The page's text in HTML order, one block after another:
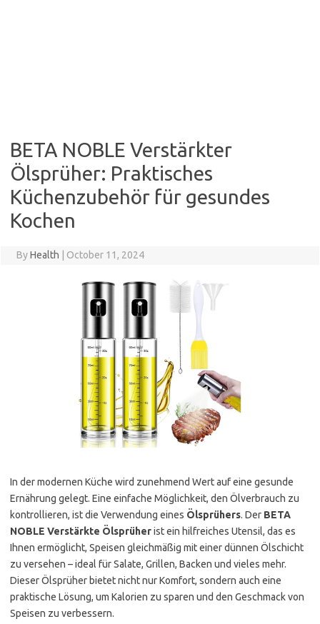
BETA NOBLE Verstärkter
Ölsprüher: Praktisches
Küchenzubehör für gesundes
Kochen
ByHealth October 11, 2024
In der modernen Küche wird zunehmend Wert auf eine gesunde
Ernährung gelegt. Eine einfache Möglichkeit, den Ölverbrauch zu
kontrollieren, ist die Verwendung eines Ölsprühers. Der BETA
NOBLE Verstärkte Ölsprüherist ein hilfreiches Utensil, das es
Ihnen ermöglicht, Speisen gleichmäßig mit einer dünnen Ölschicht
zu versehen – ideal für Salate, Grillen, Backen und vieles mehr.
Dieser Ölsprüher bietet nicht nur Komfort, sondern auch eine
praktische Lösung, um Kalorien zu sparen und den Geschmack von
Speisen zu verbessern.